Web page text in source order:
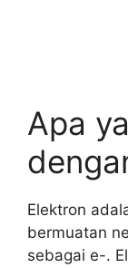
Apa
Elektron
bermuatan
sebagai e-.